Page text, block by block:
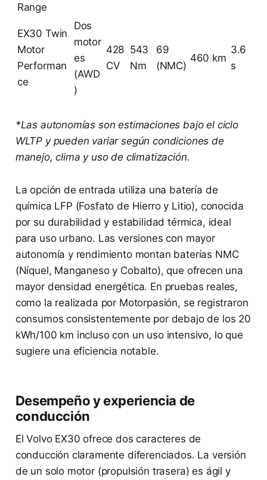
Range
EX30 Twin
Motor
Performan
ce
Dos
motor
es
(AWD
)
428
CV
543
Nm
69
(NMC)
460 km
3.6
s
*Las autonomías son estimaciones bajo el ciclo
WLTP y pueden variar según condiciones de
manejo, clima y uso de climatización.
La opción de entrada utiliza una batería de
química LFP (Fosfato de Hierro y Litio), conocida
por su durabilidad y estabilidad térmica, ideal
para uso urbano. Las versiones con mayor
autonomía y rendimiento montan baterías NMC
(Níquel, Manganeso y Cobalto), que ofrecen una
mayor densidad energética. En pruebas reales,
como la realizada por Motorpasión, se registraron
consumos consistentemente por debajo de los 20
kWh/100 km incluso con un uso intensivo, lo que
sugiere una eficiencia notable.
Desempeño y experiencia de
conducción
El Volvo EX30 ofrece dos caracteres de
conducción claramente diferenciados. La versión
de un solo motor (propulsión trasera) es ágil y